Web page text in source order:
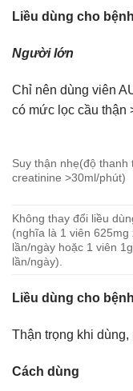
Liều dùng cho
Người lớn
Chỉ nên dùng viên
có mức lọc cầu thận
Suy thận nhẹ(độ thanh
creatinine >30ml/phút)
Không thay đổi liều
(nghĩa là 1 viên 625mg
lần/ngày hoặc 1 viên
lần/ngày).
Liều dùng cho
Thận trọng khi
Cách dùng